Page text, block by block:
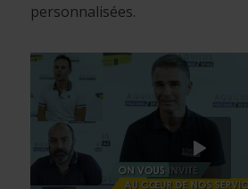
personnalisées.